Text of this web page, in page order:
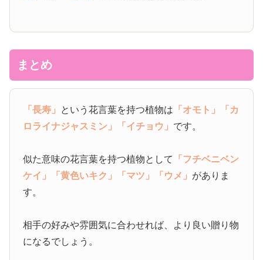
まとめ
「長寿」 という花言葉を持つ植物は 「オモト」
「カ
ロライナジャスミン」
「イチョウ」 です。
似た意味の花言葉を持つ植物として
「フチベニベン
ケイ」
「黄色いキク」 「マツ」 「ウメ」 がありま
す。
相手の好みや雰囲気に合わせれば、より良い贈り物
になるでしょう。